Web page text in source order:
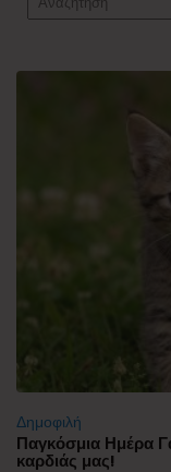
Δημοφιλή
Παγκόσμια Ημέρα
καρδιάς μας!